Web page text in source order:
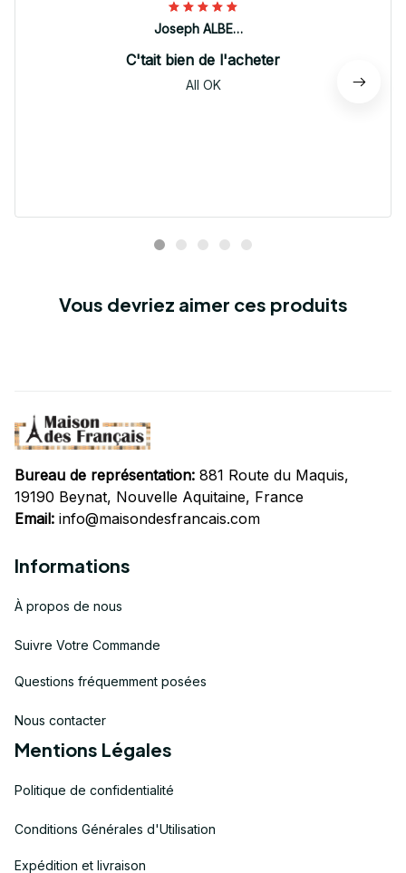
Joseph ALBERTINI
C'tait bien de l'acheter
All OK
Vous devriez aimer ces produits
Bureau de représentation: 881 Route du Maquis,
19190 Beynat, Nouvelle Aquitaine, France
Email: info@maisondesfrancais.com
Informations
À propos de nous
Suivre Votre Commande
Questions fréquemment posées
Nous contacter
Mentions Légales
Politique de confidentialité
Conditions Générales d'Utilisation
Expédition et livraison